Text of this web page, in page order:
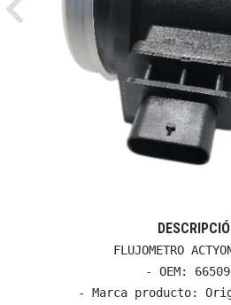
Previous
FLUJOMETRO
- OEM:
- Marca producto: